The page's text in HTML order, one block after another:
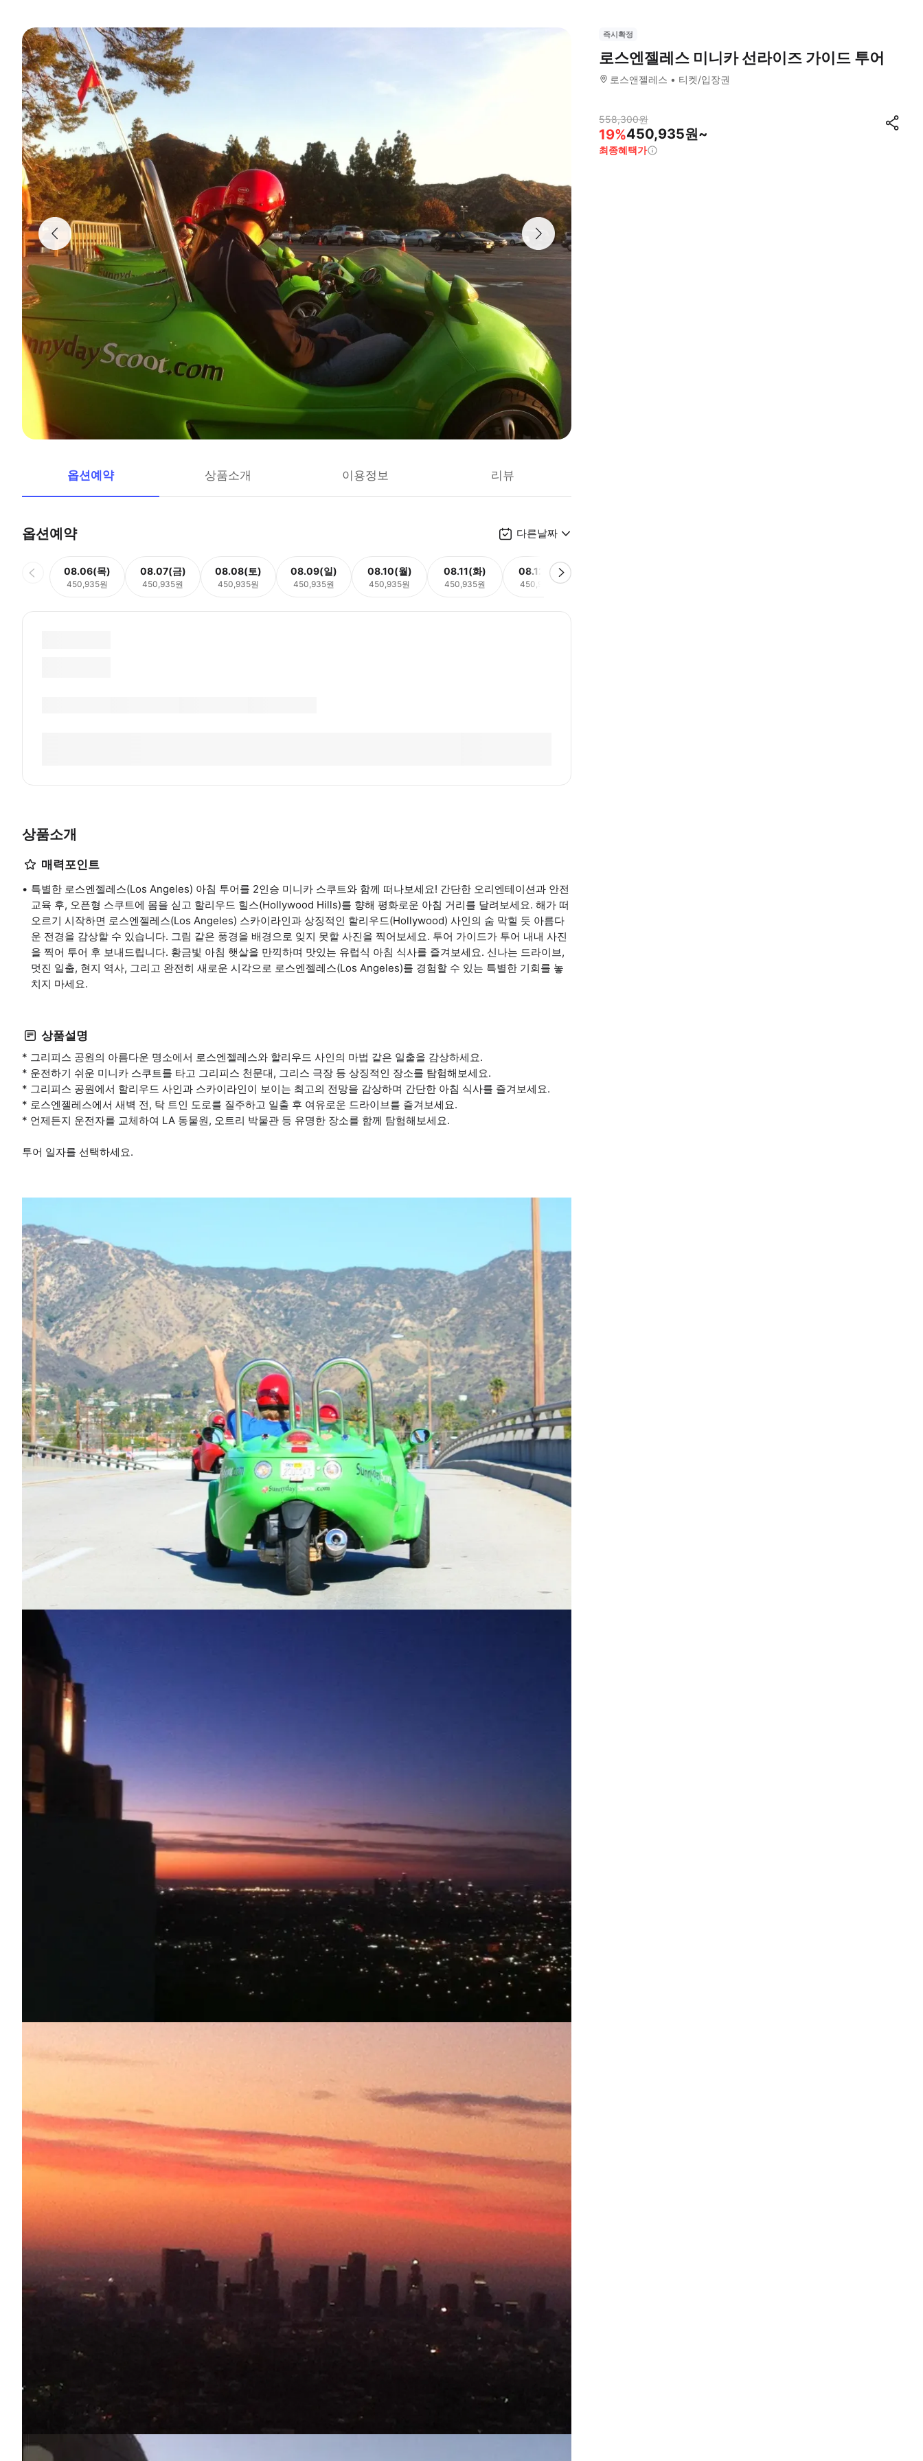
옵션예약 상품소개 이용정보 리뷰
옵션예약 다른날짜
08.06(목)
450,935원
08.07(금)
450,935원
08.08(토)
450,935원
08.09(일)
450,935원
08.10(월)
450,935원
08.11(화)
450,935원
08.12(수)
450,935원
상품소개
매력포인트
특별한 로스엔젤레스(Los Angeles) 아침 투어를 2인승 미니카 스쿠트와 함께 떠나보세요! 간단한 오리엔테이션과 안전
교육 후, 오픈형 스쿠트에 몸을 싣고 할리우드 힐스(Hollywood Hills)를 향해 평화로운 아침 거리를 달려보세요. 해가 떠
오르기 시작하면 로스엔젤레스(Los Angeles) 스카이라인과 상징적인 할리우드(Hollywood) 사인의 숨 막힐 듯 아름다
운 전경을 감상할 수 있습니다. 그림 같은 풍경을 배경으로 잊지 못할 사진을 찍어보세요. 투어 가이드가 투어 내내 사진
을 찍어 투어 후 보내드립니다. 황금빛 아침 햇살을 만끽하며 맛있는 유럽식 아침 식사를 즐겨보세요. 신나는 드라이브,
멋진 일출, 현지 역사, 그리고 완전히 새로운 시각으로 로스엔젤레스(Los Angeles)를 경험할 수 있는 특별한 기회를 놓
치지 마세요.
상품설명
* 그리피스 공원의 아름다운 명소에서 로스엔젤레스와 할리우드 사인의 마법 같은 일출을 감상하세요.
* 운전하기 쉬운 미니카 스쿠트를 타고 그리피스 천문대, 그리스 극장 등 상징적인 장소를 탐험해보세요.
* 그리피스 공원에서 할리우드 사인과 스카이라인이 보이는 최고의 전망을 감상하며 간단한 아침 식사를 즐겨보세요.
* 로스엔젤레스에서 새벽 전, 탁 트인 도로를 질주하고 일출 후 여유로운 드라이브를 즐겨보세요.
* 언제든지 운전자를 교체하여 LA 동물원, 오트리 박물관 등 유명한 장소를 함께 탐험해보세요.
투어 일자를 선택하세요.
즉시확정
로스엔젤레스 미니카 선라이즈 가이드 투어
로스앤젤레스 티켓/입장권
558,300원
19%450,935원~
최종혜택가